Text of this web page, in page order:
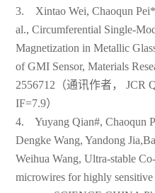
3. Xintao Wei, Chaoqun
al., Circumferential Single-
Magnetization in Metallic
of GMI Sensor, Materials
2556712（通讯作者， JCR
IF=7.9）
4. Yuyang Qian#, Chaoqun
Dengke Wang, Yandong
Weihua Wang, Ultra-stable
microwires for highly